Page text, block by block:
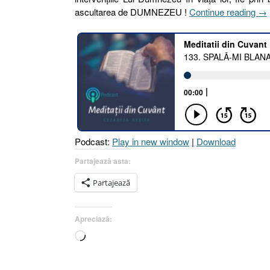
ascultarea de DUMNEZEU ! Continue reading
MI
…
→
Podcast: Play in new window | Download
Partajează asta:
Partajează
Apreciază:
Încarc...